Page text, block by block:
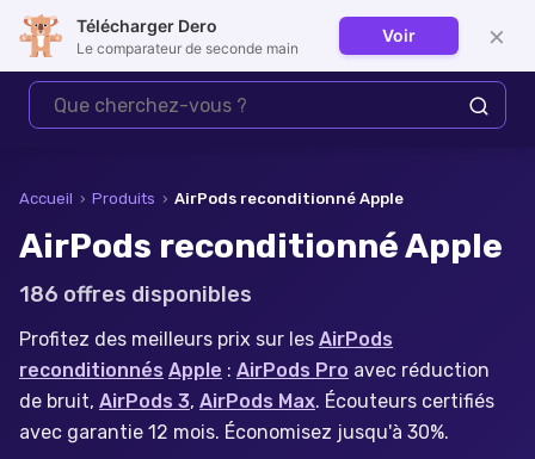
Se connecter
Accueil › Produits › AirPods reconditionné Apple
AirPods reconditionné Apple
186 offres disponibles
Profitez des meilleurs prix sur les AirPods
reconditionnés Apple : AirPods Pro avec réduction
de bruit, AirPods 3, AirPods Max. Écouteurs certifiés
avec garantie 12 mois. Économisez jusqu'à 30%.
Télécharger Dero
Le comparateur de seconde main
Voir ×